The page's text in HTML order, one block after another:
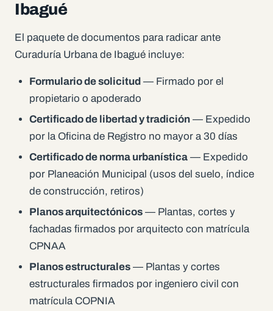
Ibagué
El paquete de documentos para radicar ante
Curaduría Urbana de Ibagué incluye:
Formulario de solicitud — Firmado por el
propietario o apoderado
Certificado de libertad y tradición — Expedido
por la Oficina de Registro no mayor a 30 días
Certificado de norma urbanística — Expedido
por Planeación Municipal (usos del suelo, índice
de construcción, retiros)
Planos arquitectónicos — Plantas, cortes y
fachadas firmados por arquitecto con matrícula
CPNAA
Planos estructurales — Plantas y cortes
estructurales firmados por ingeniero civil con
matrícula COPNIA